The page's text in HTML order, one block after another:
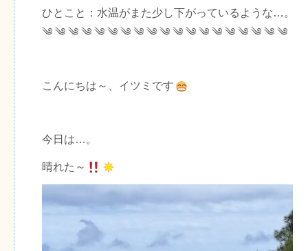
ひとこと：水温がまた少し下がっているような…。
༄ ༄ ༄ ༄ ༄ ༄ ༄ ༄ ༄ ༄ ༄ ༄ ༄ ༄ ༄ ༄ ༄ ༄ ༄
こんにちは～、イツミです
今日は…。
晴れた～